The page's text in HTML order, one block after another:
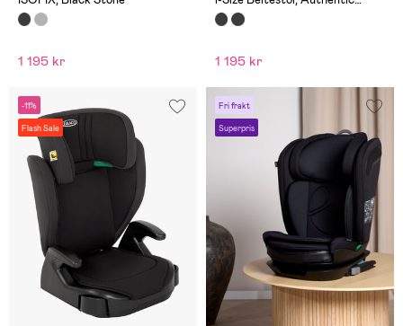
1 195 kr
Mickey
1 195 kr
-11%
Flash Sale
Fri frakt
Superpris